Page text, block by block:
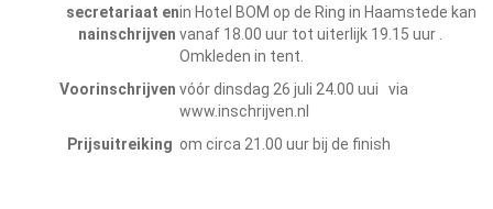
secretariaat en
nainschrijven
in Hotel BOM op de Ring in Haamstede kan
vanaf 18.00 uur tot uiterlijk 19.15 uur .
Omkleden in tent.
Voorinschrijven vóór dinsdag 26 juli 24.00 uui via
www.inschrijven.nl
Prijsuitreiking om circa 21.00 uur bij de finish